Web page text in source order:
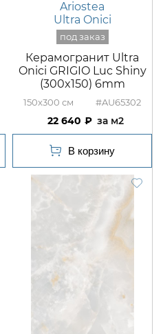
Ariostea
Ultra Onici
Керамогранит Ultra
Onici GRIGIO Luc Shiny
(300x150) 6mm
150x300 #AU65302
22 640 м2